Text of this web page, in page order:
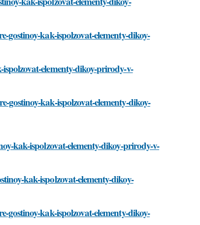
kak-ispolzovat-elementy-dikoy-
elementy-dikoy-prirody-v-
gostinoy-kak-ispolzovat-elementy-dikoy-
kak-ispolzovat-elementy-dikoy-prirody-v-
kak-ispolzovat-elementy-dikoy-
gostinoy-kak-ispolzovat-elementy-dikoy-